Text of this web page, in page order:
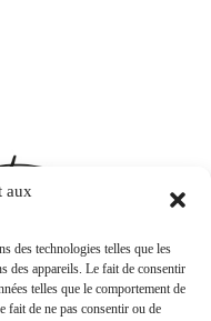
aux
des technologies telles que les
des appareils. Le fait de consentir
telles que le comportement de
fait de ne pas consentir ou de